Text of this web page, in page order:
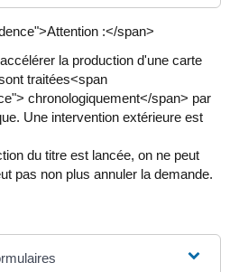
:</span>
la production d'une carte
traitées<span
chronologiquement</span> par
Une intervention extérieure est
du titre est lancée, on ne peut
pas non plus annuler la demande.